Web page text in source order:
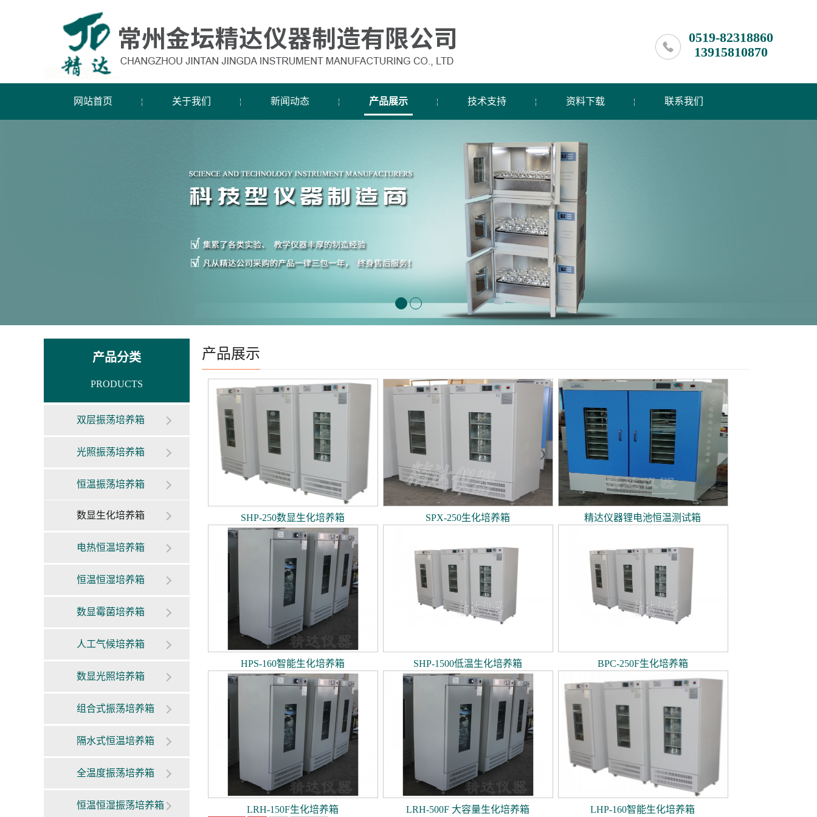
0519-82318860
13915810870
网站首页 关于我们 新闻动态 产品展示 技术支持 资料下载 联系我们
产品分类
PRODUCTS
双层振荡培养箱
光照振荡培养箱
恒温振荡培养箱
数显生化培养箱
电热恒温培养箱
恒温恒湿培养箱
数显霉菌培养箱
人工气候培养箱
数显光照培养箱
组合式振荡培养箱
隔水式恒温培养箱
全温度振荡培养箱
恒温恒湿振荡培养箱
产品展示
SHP-250数显生化培养箱 SPX-250生化培养箱 精达仪器锂电池恒温测试箱
HPS-160智能生化培养箱 SHP-1500低温生化培养箱 BPC-250F生化培养箱
LRH-150F生化培养箱 LRH-500F 大容量生化培养箱 LHP-160智能生化培养箱